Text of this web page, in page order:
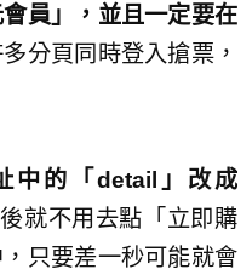
員」，並且一定要在
分頁同時登入搶票，
中的「detail」改成
就不用去點「立即購
只要差一秒可能就會